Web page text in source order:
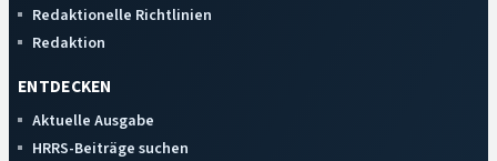
Redaktionelle Richtlinien
Redaktion
ENTDECKEN
Aktuelle Ausgabe
HRRS-Beiträge suchen